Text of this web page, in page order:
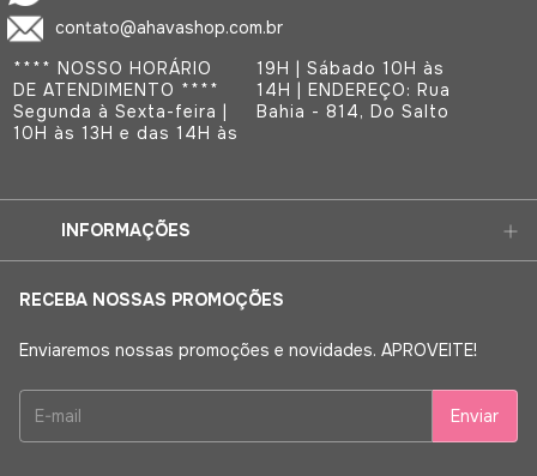
contato@ahavashop.com.br
**** NOSSO HORÁRIO
DE ATENDIMENTO ****
Segunda à Sexta-feira |
10H às 13H e das 14H às
19H | Sábado 10H às
14H | ENDEREÇO: Rua
Bahia - 814, Do Salto
INFORMAÇÕES
RECEBA NOSSAS PROMOÇÕES
Enviaremos nossas promoções e novidades. APROVEITE!